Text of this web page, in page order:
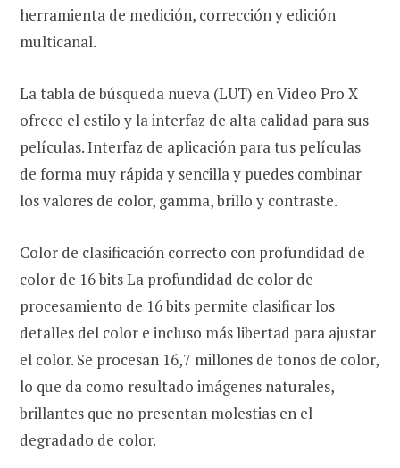
herramienta de medición, corrección y edición
multicanal.
La tabla de búsqueda nueva (LUT) en Video Pro X
ofrece el estilo y la interfaz de alta calidad para sus
películas. Interfaz de aplicación para tus películas
de forma muy rápida y sencilla y puedes combinar
los valores de color, gamma, brillo y contraste.
Color de clasificación correcto con profundidad de
color de 16 bits La profundidad de color de
procesamiento de 16 bits permite clasificar los
detalles del color e incluso más libertad para ajustar
el color. Se procesan 16,7 millones de tonos de color,
lo que da como resultado imágenes naturales,
brillantes que no presentan molestias en el
degradado de color.